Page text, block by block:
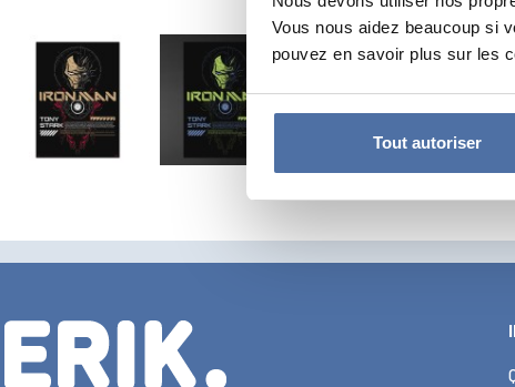
Vous nous aidez beaucoup si
pouvez en savoir plus sur les
Tout autoriser